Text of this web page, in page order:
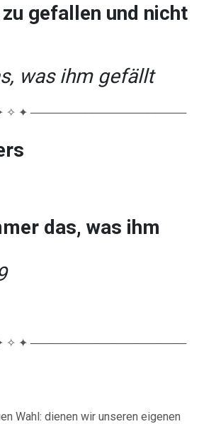
gefallen und nicht
was ihm gefällt
✧ ✦ ────────────────────
das, was ihm
✧ ✦ ────────────────────
Wahl: dienen wir unseren eigenen